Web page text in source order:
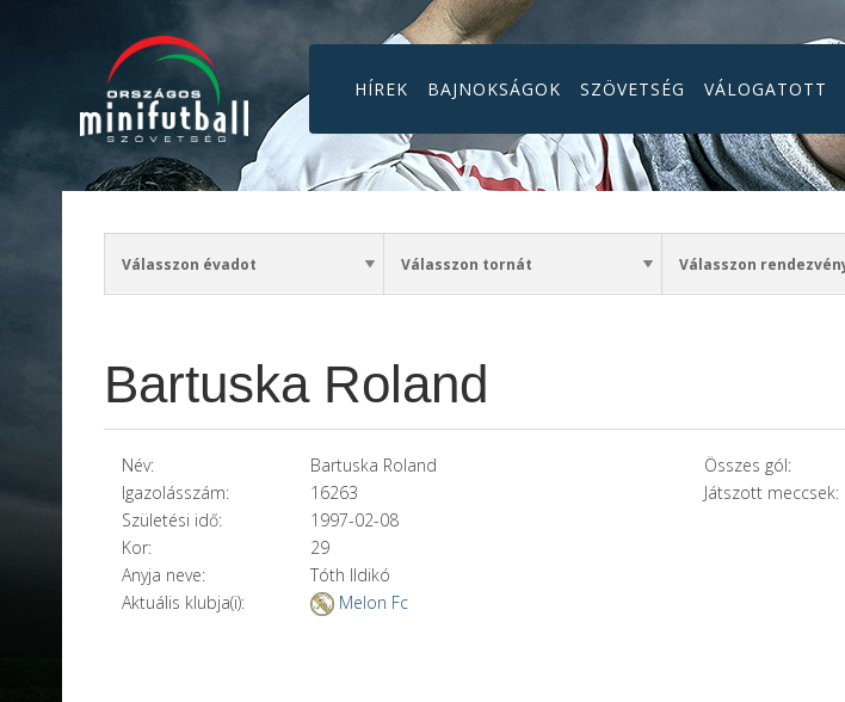
HÍREK BAJNOKSÁGOK SZÖVETSÉG VÁLOGATOTT
Bartuska Roland
Név:
Bartuska Roland
Igazolásszám:
16263
Születési idő:
1997-02-08
Kor:
29
Anyja neve:
Tóth Ildikó
Aktuális klubja(i):
Melon Fc
Összes gól:
Játszott meccsek: